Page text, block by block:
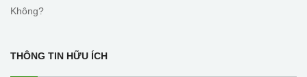
Không?
THÔNG TIN HỮU ÍCH